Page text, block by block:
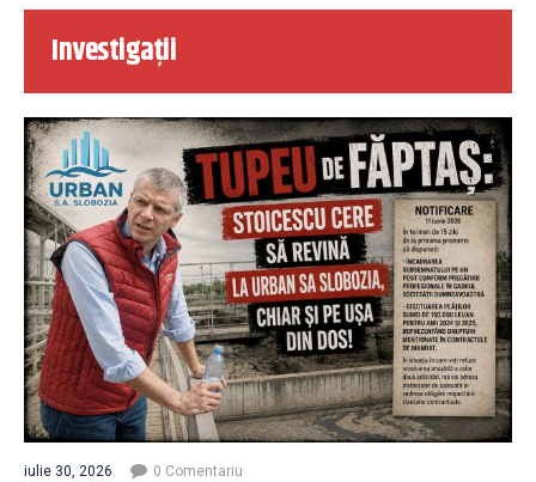
Investigații
iulie 30, 2026 0 Comentariu